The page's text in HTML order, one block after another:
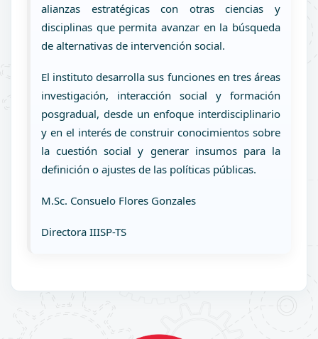
alianzas estratégicas con otras ciencias y
disciplinas que permita avanzar en la búsqueda
de alternativas de intervención social.
El instituto desarrolla sus funciones en tres áreas
investigación, interacción social y formación
posgradual, desde un enfoque interdisciplinario
y en el interés de construir conocimientos sobre
la cuestión social y generar insumos para la
definición o ajustes de las políticas públicas.
M.Sc. Consuelo Flores Gonzales
Directora IIISP-TS